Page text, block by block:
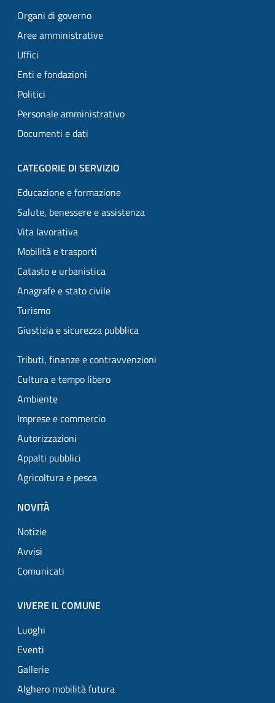
Organi di governo
Aree amministrative
Uffici
Enti e fondazioni
Politici
Personale amministrativo
Documenti e dati
CATEGORIE DI SERVIZIO
Educazione e formazione
Salute, benessere e assistenza
Vita lavorativa
Mobilità e trasporti
Catasto e urbanistica
Anagrafe e stato civile
Turismo
Giustizia e sicurezza pubblica
Tributi, finanze e contravvenzioni
Cultura e tempo libero
Ambiente
Imprese e commercio
Autorizzazioni
Appalti pubblici
Agricoltura e pesca
NOVITÀ
Notizie
Avvisi
Comunicati
VIVERE IL COMUNE
Luoghi
Eventi
Gallerie
Alghero mobilità futura